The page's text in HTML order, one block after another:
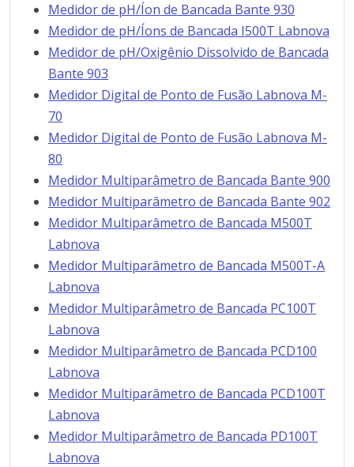
Medidor de pH/Íon de Bancada Bante 930
Medidor de pH/Íons de Bancada I500T Labnova
Medidor de pH/Oxigênio Dissolvido de Bancada
Bante 903
Medidor Digital de Ponto de Fusão Labnova M-
70
Medidor Digital de Ponto de Fusão Labnova M-
80
Medidor Multiparâmetro de Bancada Bante 900
Medidor Multiparâmetro de Bancada Bante 902
Medidor Multiparâmetro de Bancada M500T
Labnova
Medidor Multiparâmetro de Bancada M500T-A
Labnova
Medidor Multiparâmetro de Bancada PC100T
Labnova
Medidor Multiparâmetro de Bancada PCD100
Labnova
Medidor Multiparâmetro de Bancada PCD100T
Labnova
Medidor Multiparâmetro de Bancada PD100T
Labnova